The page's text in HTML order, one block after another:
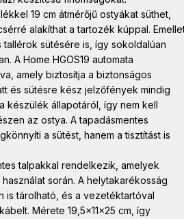
19 cm átmérőjű ostyákat süthet,
alakíthat a tartozék kúppal.
tallérok sütésére is, így sokoldalúan
A Home HGOS19 automata
amely biztosítja a biztonságos
és sütésre kész jelzőfények mindig
készülék állapotáról, így nem kell
az ostya. A tapadásmentes
a sütést, hanem a tisztítást is
talpakkal rendelkezik, amelyek
során. A helytakarékosság
is tárolható, és a vezetéktartóval
Mérete 19,5x11x25 cm, így